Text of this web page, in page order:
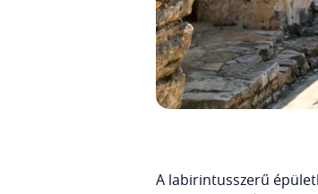
A labirintusszerű